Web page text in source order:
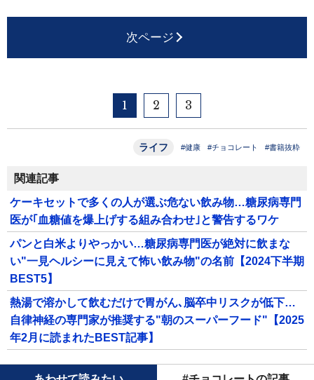
次ページ
1 2 3
ライフ #健康 #チョコレート #書籍抜粋
関連記事
ケーキセットで多くの人が選ぶ危ない飲み物…糖尿病専門
医が｢血糖値を爆上げする組み合わせ｣と警告するワケ
パンと白米よりやっかい…糖尿病専門医が絶対に飲まな
い"一見ヘルシーに見えて怖い飲み物"の名前【2024下半期
BEST5】
熱湯で溶かして飲むだけで胃がん､脳卒中リスクが低下…
自律神経の専門家が推奨する"朝のスーパーフード"【2025
年2月に読まれたBEST記事】